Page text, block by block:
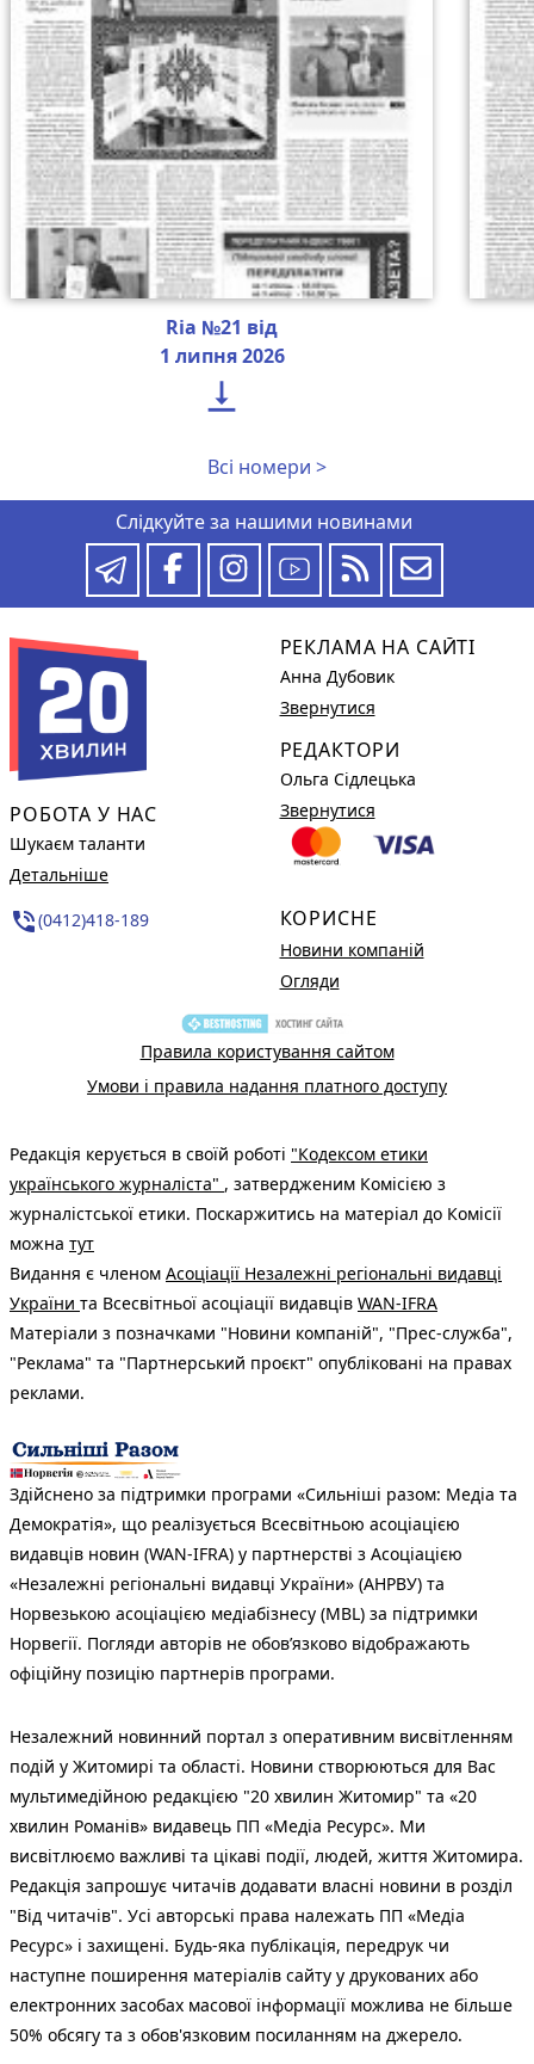
Ria №21 від
1 липня 2026

Всі номери >
Слідкуйте за нашими новинами
РОБОТА У НАС
Шукаєм таланти
Детальніше
phone_in_talk(0412)418-189
РЕКЛАМА НА САЙТІ
Анна Дубовик
Звернутися
РЕДАКТОРИ
Ольга Сідлецька
Звернутися
КОРИСНЕ
Новини компаній
Огляди
Правила користування сайтом
Умови і правила надання платного доступу
Редакція керується в своїй роботі "Кодексом етики
українського журналіста" , затвердженим Комісією з
журналістської етики. Поскаржитись на матеріал до Комісії
можна тут
Видання є членом Асоціації Незалежні регіональні видавці
України та Всесвітньої асоціації видавців WAN-IFRA
Матеріали з позначками "Новини компаній", "Прес-служба",
"Реклама" та "Партнерський проєкт" опубліковані на правах
реклами.
Здійснено за підтримки програми «Сильніші разом: Медіа та
Демократія», що реалізується Всесвітньою асоціацією
видавців новин (WAN-IFRA) у партнерстві з Асоціацією
«Незалежні регіональні видавці України» (АНРВУ) та
Норвезькою асоціацією медіабізнесу (MBL) за підтримки
Норвегії. Погляди авторів не обов’язково відображають
офіційну позицію партнерів програми.
Незалежний новинний портал з оперативним висвітленням
подій у Житомирі та області. Новини створюються для Вас
мультимедійною редакцією "20 хвилин Житомир" та «20
хвилин Романів» видавець ПП «Медіа Ресурс». Ми
висвітлюємо важливі та цікаві події, людей, життя Житомира.
Редакція запрошує читачів додавати власні новини в розділ
"Від читачів". Усі авторські права належать ПП «Медіа
Ресурс» і захищені. Будь-яка публiкацiя, передрук чи
наступне поширення матеріалів сайту у друкованих або
електронних засобах масової інформації можлива не більше
50% обсягу та з обов'язковим посиланням на джерело.